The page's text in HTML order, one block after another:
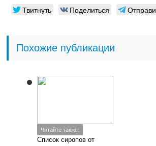
Твитнуть Поделиться
Похожие публикации
Читайте также:
Список сиропов от